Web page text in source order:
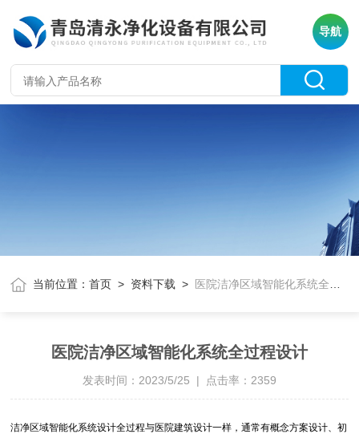
导航
当前位置：首页 > 资料下载 > 医院洁净区域智能化系统全过程设计
医院洁净区域智能化系统全过程设计
发表时间：2023/5/25 | 点击率：2359
洁净区域智能化系统设计全过程与医院建筑设计一样，通常有概念方案设计、初